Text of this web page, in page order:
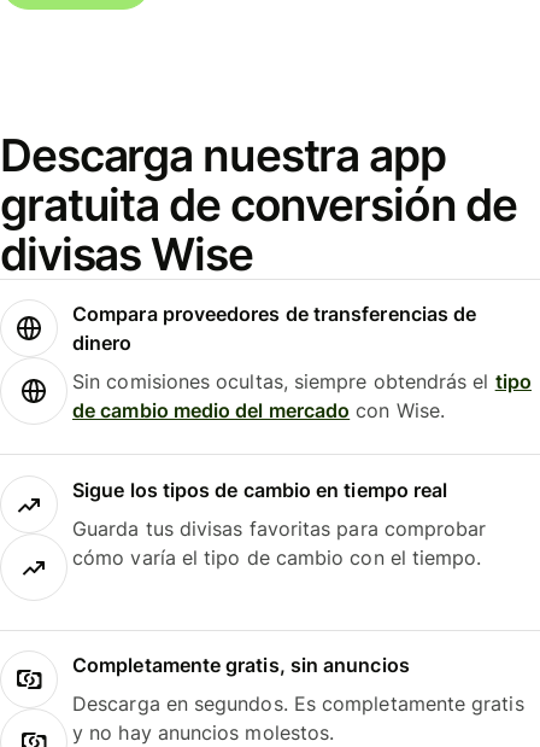
Descarga nuestra app
gratuita de conversión de
divisas Wise
Compara proveedores de transferencias de
dinero
Sin comisiones ocultas, siempre obtendrás el tipo
de cambio medio del mercado con Wise.
Sigue los tipos de cambio en tiempo real
Guarda tus divisas favoritas para comprobar
cómo varía el tipo de cambio con el tiempo.
Completamente gratis, sin anuncios
Descarga en segundos. Es completamente gratis
y no hay anuncios molestos.